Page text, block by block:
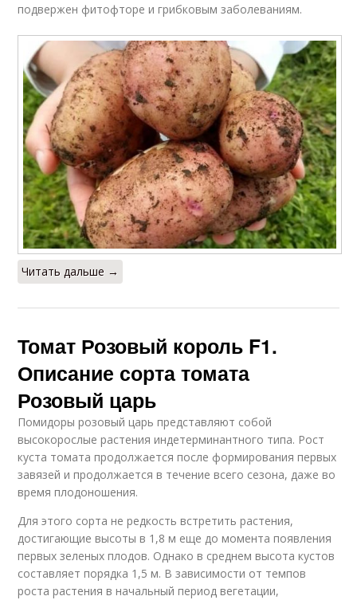
подвержен фитофторе и грибковым заболеваниям.
Читать дальше →
Томат Розовый король F1.
Описание сорта томата
Розовый царь
Помидоры розовый царь представляют собой
высокорослые растения индетерминантного типа. Рост
куста томата продолжается после формирования первых
завязей и продолжается в течение всего сезона, даже во
время плодоношения.
Для этого сорта не редкость встретить растения,
достигающие высоты в 1,8 м еще до момента появления
первых зеленых плодов. Однако в среднем высота кустов
составляет порядка 1,5 м. В зависимости от темпов
роста растения в начальный период вегетации,